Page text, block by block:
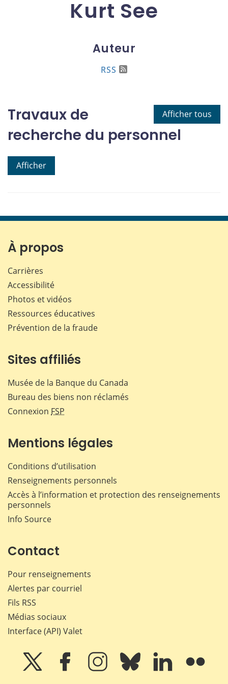
Kurt See
Auteur
RSS
Afficher tous
Travaux de
recherche du personnel
Afficher
À propos
Carrières
Accessibilité
Photos et vidéos
Ressources éducatives
Prévention de la fraude
Sites affiliés
Musée de la Banque du Canada
Bureau des biens non réclamés
Connexion FSP
Mentions légales
Conditions d’utilisation
Renseignements personnels
Accès à l’information et protection des renseignements
personnels
Info Source
Contact
Pour renseignements
Alertes par courriel
Fils RSS
Médias sociaux
Interface (API) Valet